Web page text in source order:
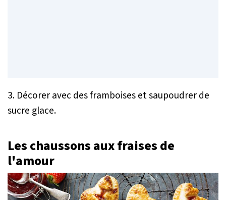
3. Décorer avec des framboises et saupoudrer de
sucre glace.
Les chaussons aux fraises de
l'amour